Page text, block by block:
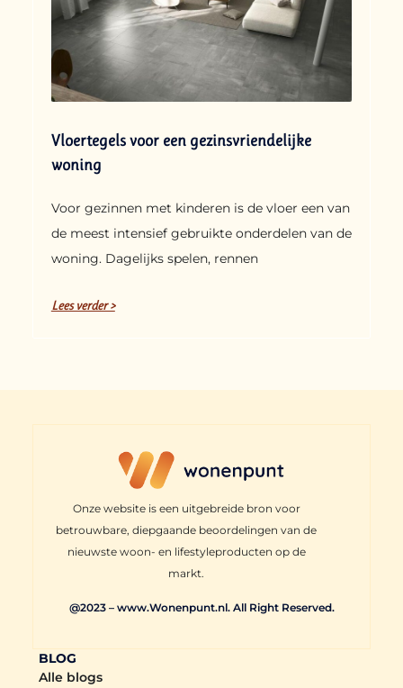
Vloertegels voor een gezinsvriendelijke
woning
Voor gezinnen met kinderen is de vloer een van
de meest intensief gebruikte onderdelen van de
woning. Dagelijks spelen, rennen
Lees verder >
Onze website is een uitgebreide bron voor
betrouwbare, diepgaande beoordelingen van de
nieuwste woon- en lifestyleproducten op de
markt.
@2023 – www.Wonenpunt.nl. All Right Reserved.
BLOG
Alle blogs